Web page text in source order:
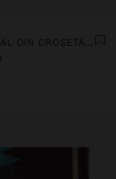
ȘAL FLORAL DIN CROȘETAT DE BUMBAC